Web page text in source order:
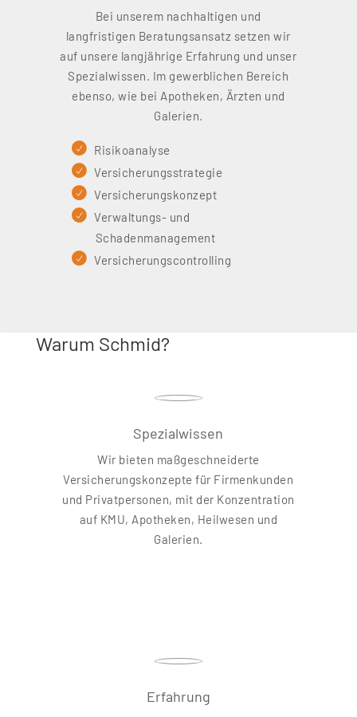
Bei unserem nachhaltigen und
langfristigen Beratungsansatz setzen wir
auf unsere langjährige Erfahrung und unser
Spezialwissen. Im gewerblichen Bereich
ebenso, wie bei Apotheken, Ärzten und
Galerien.
Risikoanalyse
Versicherungsstrategie
Versicherungskonzept
Verwaltungs- und
Schadenmanagement
Versicherungscontrolling
Warum Schmid?
Spezialwissen
Wir bieten maßgeschneiderte
Versicherungskonzepte für Firmenkunden
und Privatpersonen, mit der Konzentration
auf KMU, Apotheken, Heilwesen und
Galerien.
Erfahrung